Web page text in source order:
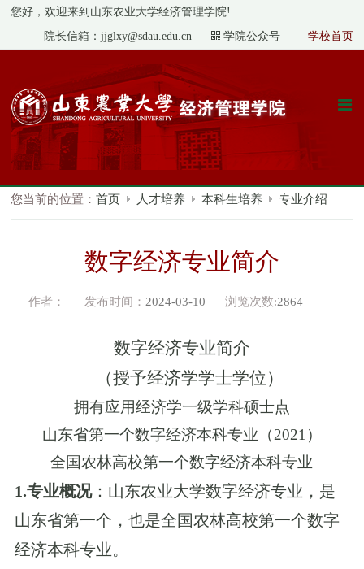
您好，欢迎来到山东农业大学经济管理学院!
院长信箱：jjglxy@sdau.edu.cn
学院公众号 学校首页
您当前的位置：首页 人才培养 本科生培养 专业介绍
数字经济专业简介
作者： 发布时间： 2024-03-10 浏览次数:2864
数字经济专业简介
（授予经济学学士学位）
拥有应用经济学一级学科硕士点
山东省第一个数字经济本科专业（2021）
全国农林高校第一个数字经济本科专业
1.专业概况： 山东农业大学数字经济专业，是
山东省第一个，也是全国农林高校第一个数字
经济本科专业。